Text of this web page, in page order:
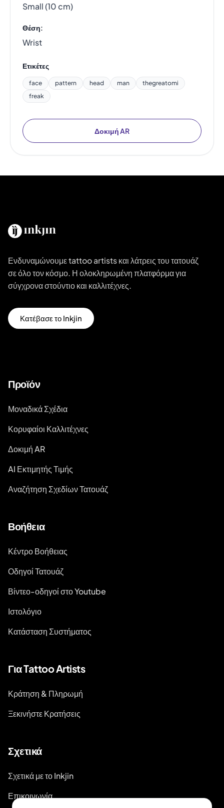
Small (10 cm)
Θέση:
Wrist
Ετικέτες
face pattern head man
thegreatomi
freak
Δοκιμή AR
Ενδυναμώνουμε tattoo artists και λάτρεις του τατουάζ
σε όλο τον κόσμο. Η ολοκληρωμένη πλατφόρμα για
σύγχρονα στούντιο και καλλιτέχνες.
Κατέβασε το Inkjin
Προϊόν
Μοναδικά Σχέδια
Κορυφαίοι Καλλιτέχνες
Δοκιμή AR
AI Εκτιμητής Τιμής
Αναζήτηση Σχεδίων Τατουάζ
Βοήθεια
Κέντρο Βοήθειας
Οδηγοί Τατουάζ
Βίντεο-οδηγοί στο Youtube
Ιστολόγιο
Κατάσταση Συστήματος
Για Tattoo Artists
Κράτηση & Πληρωμή
Ξεκινήστε Κρατήσεις
Σχετικά
Σχετικά με το Inkjin
Επικοινωνία